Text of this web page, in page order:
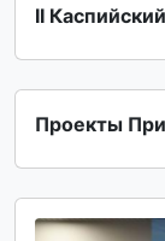
II
Проекты